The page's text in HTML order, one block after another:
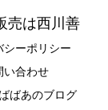
売は西川善
シーポリシー
い合わせ
ばあのブログ